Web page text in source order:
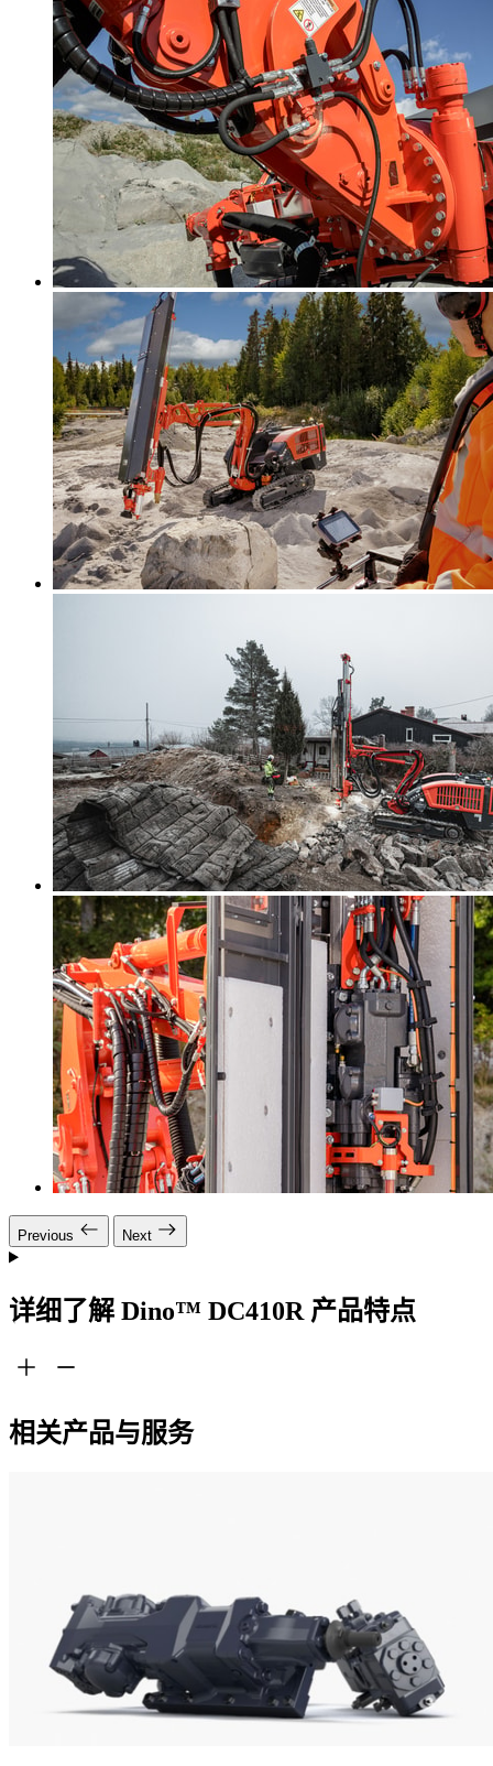
Previous Next
详细了解 Dino™ DC410R 产品特点
相关产品与服务